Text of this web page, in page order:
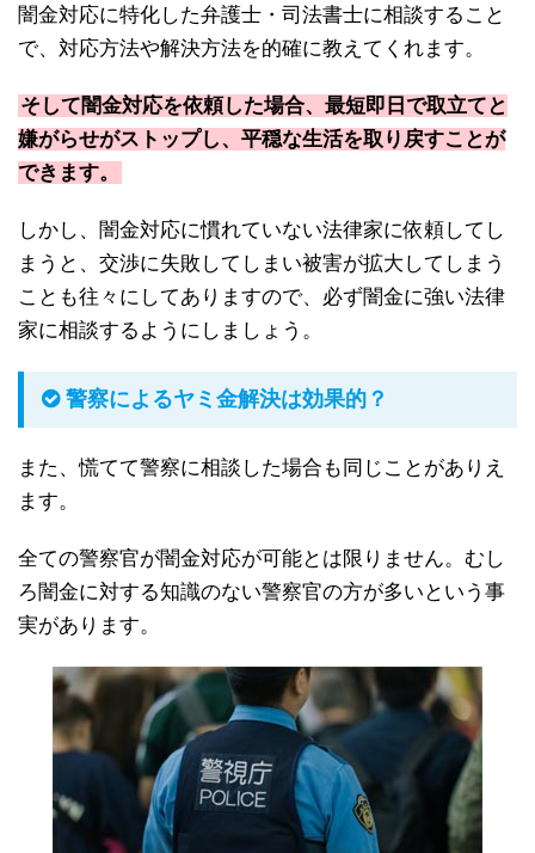
闇金対応に特化した弁護士・司法書士に相談すること
で、対応方法や解決方法を的確に教えてくれます。
そして闇金対応を依頼した場合、最短即日で取立てと
嫌がらせがストップし、平穏な生活を取り戻すことが
できます。
しかし、闇金対応に慣れていない法律家に依頼してし
まうと、交渉に失敗してしまい被害が拡大してしまう
ことも往々にしてありますので、必ず闇金に強い法律
家に相談するようにしましょう。
警察によるヤミ金解決は効果的？
また、慌てて警察に相談した場合も同じことがありえ
ます。
全ての警察官が闇金対応が可能とは限りません。むし
ろ闇金に対する知識のない警察官の方が多いという事
実があります。